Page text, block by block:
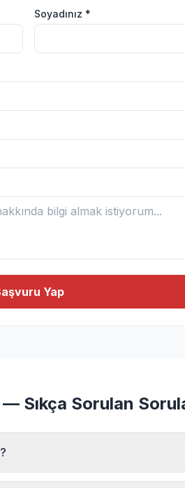
Soyadınız *
Yap
Sıkça Sorulan
MYK Sınav Merkezi'ne